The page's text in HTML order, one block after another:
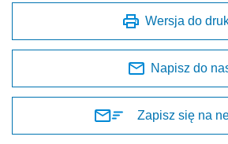
Wersja do
Napisz do
Zapisz się na